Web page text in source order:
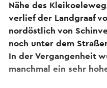
Nähe des
verlief der Landgraaf
nordöstlich von
noch unter dem
In der Vergangenheit
manchmal ein sehr